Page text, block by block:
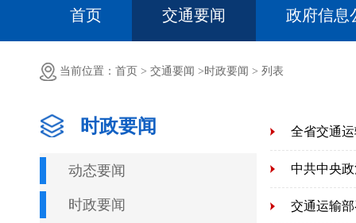
首页 交通要闻 政府信息
当前位置：首页 > 交通要闻 >时政要闻 > 列表
时政要闻
动态要闻
时政要闻
全省交通
交通运输